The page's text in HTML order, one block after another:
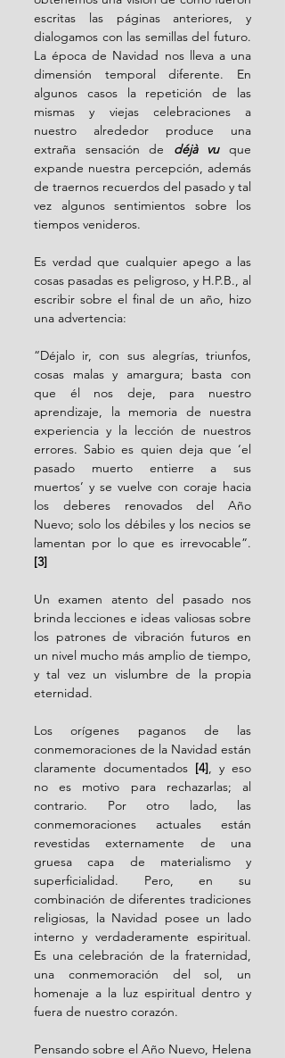
escritas las páginas anteriores, y
dialogamos con las semillas del futuro.
La época de Navidad nos lleva a una
dimensión temporal diferente. En
algunos casos la repetición de las
mismas y viejas celebraciones a
nuestro alrededor produce una
extraña sensación de déjà vu que
expande nuestra percepción, además
de traernos recuerdos del pasado y tal
vez algunos sentimientos sobre los
tiempos venideros.
Es verdad que cualquier apego a las
cosas pasadas es peligroso, y H.P.B., al
escribir sobre el final de un año, hizo
una advertencia:
“Déjalo ir, con sus alegrías, triunfos,
cosas malas y amargura; basta con
que él nos deje, para nuestro
aprendizaje, la memoria de nuestra
experiencia y la lección de nuestros
errores. Sabio es quien deja que ‘el
pasado muerto entierre a sus
muertos’ y se vuelve con coraje hacia
los deberes renovados del Año
Nuevo; solo los débiles y los necios se
[3]
Un examen atento del pasado nos
brinda lecciones e ideas valiosas sobre
los patrones de vibración futuros en
un nivel mucho más amplio de tiempo,
y tal vez un vislumbre de la propia
eternidad.
Los orígenes paganos de las
conmemoraciones de la Navidad están
claramente documentados [4], y eso
no es motivo para rechazarlas; al
contrario. Por otro lado, las
conmemoraciones actuales están
revestidas externamente de una
gruesa capa de materialismo y
superficialidad. Pero, en su
combinación de diferentes tradiciones
religiosas, la Navidad posee un lado
interno y verdaderamente espiritual.
Es una celebración de la fraternidad,
una conmemoración del sol, un
homenaje a la luz espiritual dentro y
fuera de nuestro corazón.
Pensando sobre el Año Nuevo, Helena